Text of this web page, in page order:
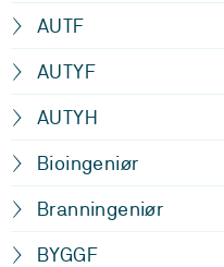
AUTF
AUTYF
AUTYH
Bioingeniør
Branningeniør
BYGGF